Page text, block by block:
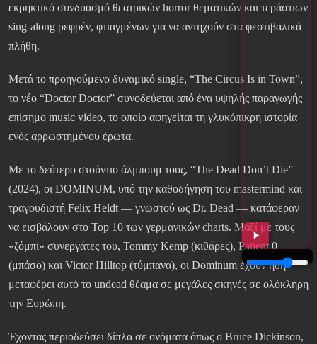
εκρηκτικό συνδυασμό θεατρικών horror θεματικών και τεράστιων
sing-along ρεφρέν, φτιαγμένων για να αντηχούν στα φεστιβαλικά
πλήθη.
Μετά το προηγούμενο δυναμικό single, “The Circus Is in Town”,
το νέο “Doctor Doctor” συνοδεύεται από ένα υψηλής παραγωγής
επίσημο music video, το οποίο αφηγείται τη γλυκόπικρη ιστορία
ενός αρρωστημένου έρωτα.
Με το δεύτερο στούντιο άλμπουμ τους, “The Dead Don’t Die”
(2024), οι DOMINUM, υπό την καθοδήγηση του mastermind και
τραγουδιστή Felix Heldt — γνωστού ως Dr. Dead — κατάφεραν
να εισβάλουν στο Top 10 των γερμανικών charts. Μαζί με τους
«ζόμπι» συνεργάτες του, Tommy Kemp (κιθάρες), Patient 0
(μπάσο) και Victor Hilltop (τύμπανα), οι Dominum έχουν ήδη
μεταφέρει αυτό το undead θέαμα σε μεγάλες σκηνές σε ολόκληρη
την Ευρώπη.
Έχοντας περιοδεύσει δίπλα σε ονόματα όπως ο Bruce Dickinson,